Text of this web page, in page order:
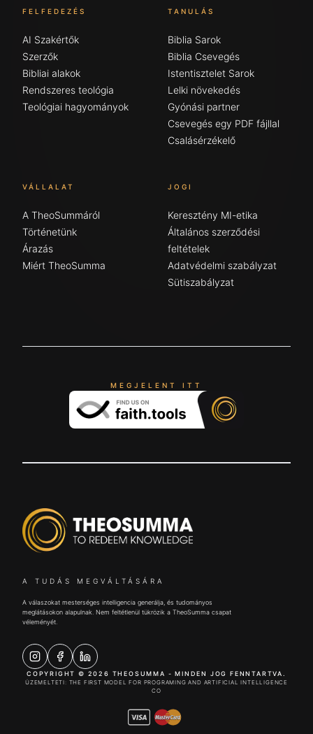
FELFEDEZÉS
AI Szakértők
Szerzők
Bibliai alakok
Rendszeres teológia
Teológiai hagyományok
TANULÁS
Biblia Sarok
Biblia Csevegés
Istentisztelet Sarok
Lelki növekedés
Gyónási partner
Csevegés egy PDF fájllal
Csalásérzékelő
VÁLLALAT
A TheoSummáról
Történetünk
Árazás
Miért TheoSumma
JOGI
Keresztény MI-etika
Általános szerződési
feltételek
Adatvédelmi szabályzat
Sütiszabályzat
MEGJELENT ITT
A TUDÁS MEGVÁLTÁSÁRA
A válaszokat mesterséges intelligencia generálja, és tudományos
meglátásokon alapulnak. Nem feltétlenül tükrözik a TheoSumma csapat
véleményét.
COPYRIGHT © 2026 THEOSUMMA - MINDEN JOG FENNTARTVA.
ÜZEMELTETI: THE FIRST MODEL FOR PROGRAMING AND ARTIFICIAL INTELLIGENCE
CO